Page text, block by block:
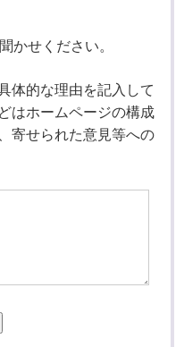
かせください。
体的な理由を記入して
はホームページの構成
寄せられた意見等への